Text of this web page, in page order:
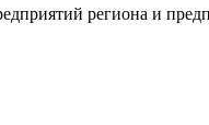
региона и